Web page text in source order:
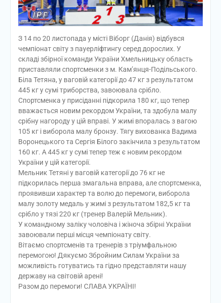
З 14 по 20 листопада у місті Віборг (Данія) відбувся
чемпіонат світу з пауерліфтингу серед дорослих. У
складі збірної команди України Хмельницьку область
приставляли спортсменки з м. Кам’янця-Подільського.
Біла Тетяна, у ваговій категорії до 47 кг з результатом
445 кг у сумі триборства, завоювала срібло.
Спортсменка у присіданні підкорила 180 кг, що тепер
вважається новим рекордом України, та здобула малу
срібну нагороду у цій вправі. У жимі впоралась з вагою
105 кг і виборола малу бронзу. Тягу вихованка Вадима
Воронецького та Сергія Білого закінчила з результатом
160 кг. А 445 кг у сумі тепер теж є новим рекордом
України у цій категорії.
Мельник Тетяні у ваговій категорії до 76 кг не
підкорилась перша змагальна вправа, але спортсменка,
проявивши характер та волю до перемоги, виборола
малу золоту медаль у жимі з результатом 182,5 кг та
срібло у тязі 220 кг (тренер Валерій Мельник).
У командному заліку чоловіча і жіноча збірні України
завоювали перші місця чемпіонату світу.
Вітаємо спортсменів та тренерів з тріумфальною
перемогою! Дякуємо Збройним Силам України за
можливість готуватись та гідно представляти нашу
державу на світовій арені!
Разом до перемоги! СЛАВА УКРАЇНІ!